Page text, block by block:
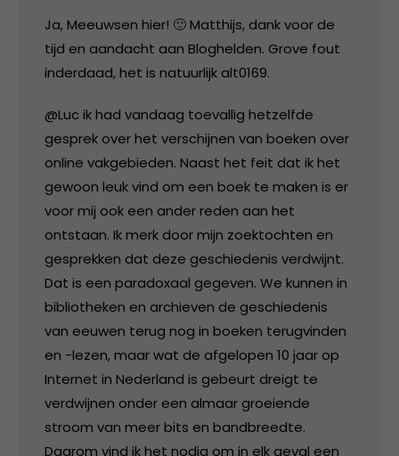
Ja, Meeuwsen hier! 🙂 Matthijs, dank voor de
tijd en aandacht aan Bloghelden. Grove fout
inderdaad, het is natuurlijk alt0169.
@Luc ik had vandaag toevallig hetzelfde
gesprek over het verschijnen van boeken over
online vakgebieden. Naast het feit dat ik het
gewoon leuk vind om een boek te maken is er
voor mij ook een ander reden aan het
ontstaan. Ik merk door mijn zoektochten en
gesprekken dat deze geschiedenis verdwijnt.
Dat is een paradoxaal gegeven. We kunnen in
bibliotheken en archieven de geschiedenis
van eeuwen terug nog in boeken terugvinden
en -lezen, maar wat de afgelopen 10 jaar op
Internet in Nederland is gebeurt dreigt te
verdwijnen onder een almaar groeiende
stroom van meer bits en bandbreedte.
Daarom vind ik het nodig om in elk geval een